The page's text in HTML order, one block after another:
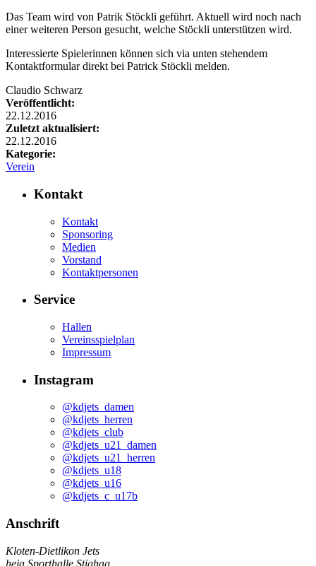
Das Team wird von Patrik Stöckli geführt. Aktuell wird noch nach
einer weiteren Person gesucht, welche Stöckli unterstützen wird.
Interessierte Spielerinnen können sich via unten stehendem
Kontaktformular direkt bei Patrick Stöckli melden.
Claudio Schwarz
Veröffentlicht:
22.12.2016
Zuletzt aktualisiert:
22.12.2016
Kategorie:
Verein
Kontakt
Kontakt
Sponsoring
Medien
Vorstand
Kontaktpersonen
Service
Hallen
Vereinsspielplan
Impressum
Instagram
@kdjets_damen
@kdjets_herren
@kdjets_club
@kdjets_u21_damen
@kdjets_u21_herren
@kdjets_u18
@kdjets_u16
@kdjets_c_u17b
Anschrift
Kloten-Dietlikon Jets
heja Sporthalle Stighag